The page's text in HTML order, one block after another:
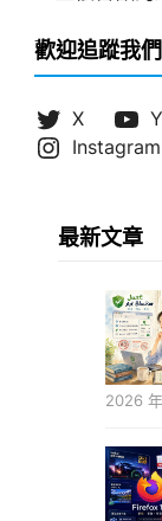
歡迎追蹤我們
X
Instagram
最新文章
2026